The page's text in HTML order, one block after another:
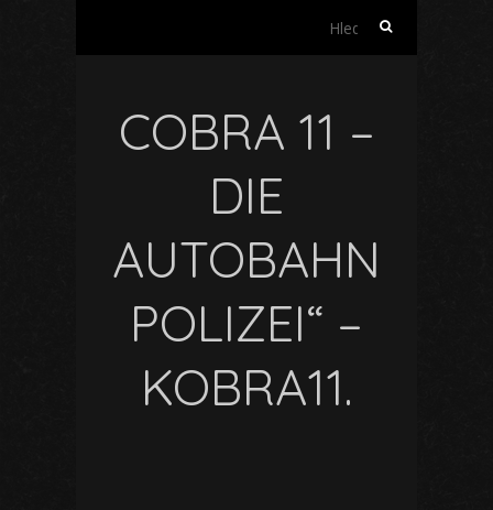
Vyhledávání
COBRA 11 –
DIE
AUTOBAHN
POLIZEI“ –
KOBRA11.